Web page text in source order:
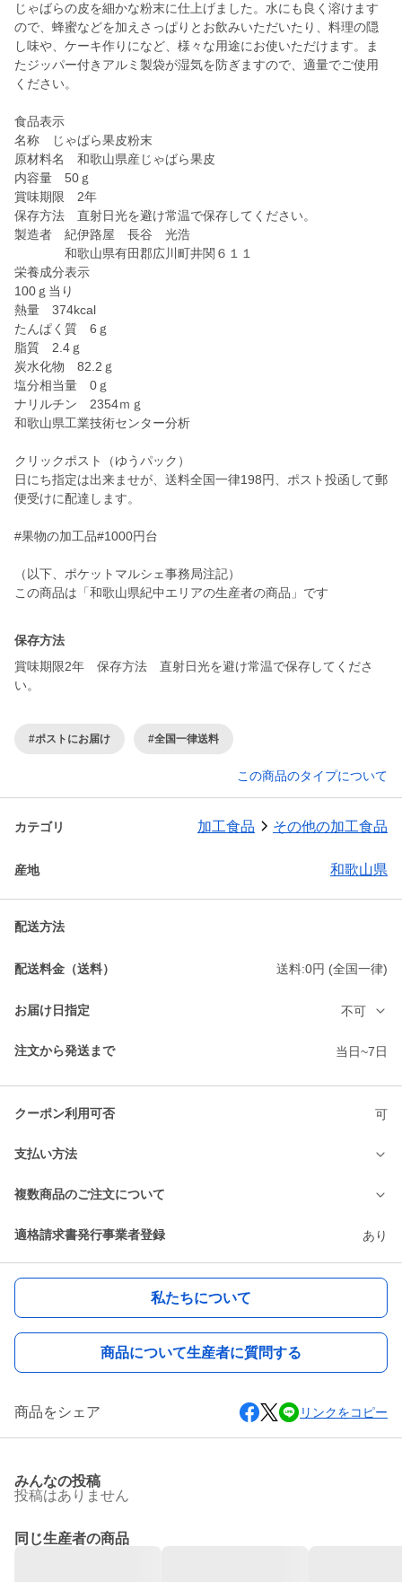
じゃばらの皮を細かな粉末に仕上げました。水にも良く溶けます
ので、蜂蜜などを加えさっぱりとお飲みいただいたり、料理の隠
し味や、ケーキ作りになど、様々な用途にお使いただけます。ま
たジッパー付きアルミ製袋が湿気を防ぎますので、適量でご使用
ください。
食品表示
名称 じゃばら果皮粉末
原材料名 和歌山県産じゃばら果皮
内容量 50ｇ
賞味期限 2年
保存方法 直射日光を避け常温で保存してください。
製造者 紀伊路屋 長谷 光浩
和歌山県有田郡広川町井関６１１
栄養成分表示
100ｇ当り
熱量 374kcal
たんぱく質 6ｇ
脂質 2.4ｇ
炭水化物 82.2ｇ
塩分相当量 0ｇ
ナリルチン 2354ｍｇ
和歌山県工業技術センター分析
クリックポスト（ゆうパック）
日にち指定は出来ませが、送料全国一律198円、ポスト投函して郵
便受けに配達します。
#果物の加工品#1000円台
（以下、ポケットマルシェ事務局注記）
この商品は「和歌山県紀中エリアの生産者の商品」です
保存方法
賞味期限2年 保存方法 直射日光を避け常温で保存してくださ
い。
#ポストにお届け #全国一律送料
この商品のタイプについて
カテゴリ 加工食品 その他の加工食品
産地 和歌山県
配送方法
配送料金（送料） 送料:0円 (全国一律)
お届け日指定 不可
注文から発送まで 当日~7日
クーポン利用可否 可
支払い方法
複数商品のご注文について
適格請求書発行事業者登録 あり
私たちについて
商品について生産者に質問する
商品をシェア リンクをコピー
みんなの投稿
投稿はありません
同じ生産者の商品